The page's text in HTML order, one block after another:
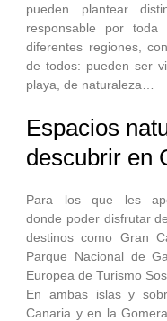
pueden plantear
responsable por
diferentes regiones,
de todos: pueden ser
playa, de naturaleza…
Espacios
descubrir en
Para los que les
donde poder disfrutar
destinos como Gran
Parque Nacional de
Europea de Turismo
En ambas islas y
Canaria y en la